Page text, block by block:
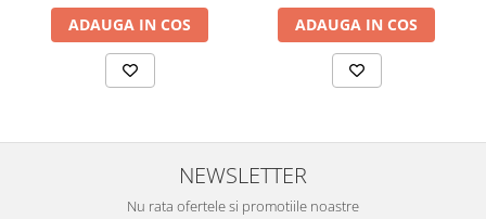
ADAUGA IN COS ADAUGA IN COS
NEWSLETTER
Nu rata ofertele si promotiile noastre